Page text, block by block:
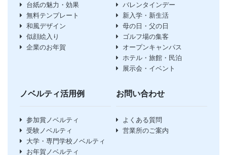
台紙の魅力・効果
無料テンプレート
和風デザイン
似顔絵入り
企業のお年賀
バレンタインデー
新入学・新生活
母の日・父の日
ゴルフ場の集客
オープンキャンパス
ホテル・旅館・民泊
展示会・イベント
ノベルティ活用例
参加賞ノベルティ
受験ノベルティ
大学・専門学校ノベルティ
お年賀ノベルティ
お問い合わせ
よくある質問
営業所のご案内